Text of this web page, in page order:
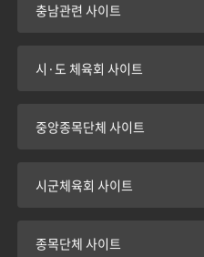
충남관련 사이트
시·도 체육회 사이트
중앙종목단체 사이트
시군체육회 사이트
종목단체 사이트